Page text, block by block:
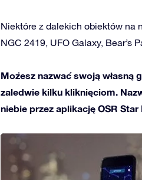
Niektóre z dalekich obiektów na
NGC 2419, UFO Galaxy, Bear’s
Możesz nazwać swoją własną
zaledwie kilku kliknięciom.
niebie przez aplikację OSR Star